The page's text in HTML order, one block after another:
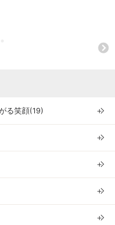
る笑顔(19) ＋
＋
＋
＋
＋